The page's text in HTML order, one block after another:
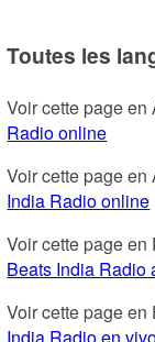
Toutes les
Voir cette page en
Radio online
Voir cette page en
India Radio online
Voir cette page en
Beats India Radio
Voir cette page en
India Radio en